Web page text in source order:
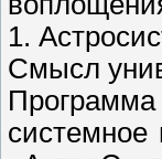
1.
Смысл
Программа
системное